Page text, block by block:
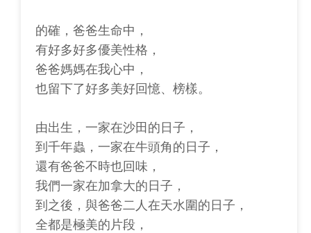
的確，爸爸生命中，
有好多好多優美性格，
爸爸媽媽在我心中，
也留下了好多美好回憶、榜樣。
由出生，一家在沙田的日子，
到千年蟲，一家在牛頭角的日子，
還有爸爸不時也回味，
我們一家在加拿大的日子，
到之後，與爸爸二人在天水圍的日子，
全都是極美的片段，